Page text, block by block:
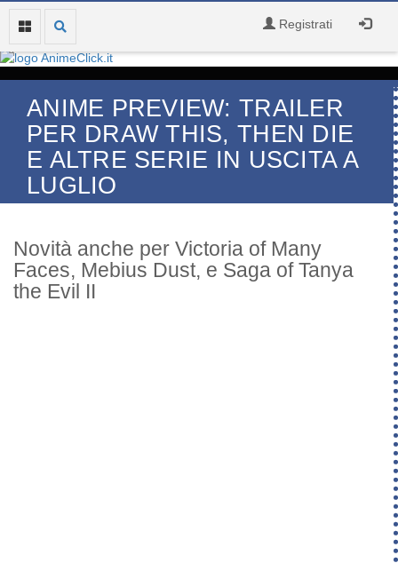
Registrati
ANIME PREVIEW: TRAILER
PER DRAW THIS, THEN DIE
E ALTRE SERIE IN USCITA A
LUGLIO
Novità anche per Victoria of Many
Faces, Mebius Dust, e Saga of Tanya
the Evil II